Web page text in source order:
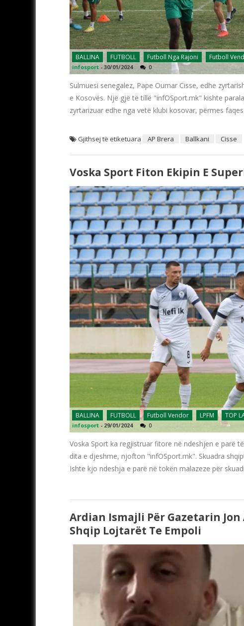
BALLINA FUTBOLL Futboll Nga Rajoni Futboll
infosport - 30/01/2024 0
Sulmuesi senegalez, Pape Oumar Cisse, edhe
e Kosovës. Një gjë të tillë "infOSport.mk" kishte
zyrtarizuar edhe nga vetë klubi kosovar, përmes
Gjithsej të etiketuara AP Brera Ballkani Cisse
Voska Sport Fiton Ekipin E
BALLINA FUTBOLL Futboll Vendor LPFM TOP
infosport - 29/01/2024 0
Voska Sport ka regjistruar fitore në ndeshjen e parë
dita e djeshme, njofton "infOSport.mk". Skuadra
Ishte kjo ndeshja e parë në tokën malazeze për
Ardian Ismajli Për Gazetarin
Shqip Lojtarët Te Empoli